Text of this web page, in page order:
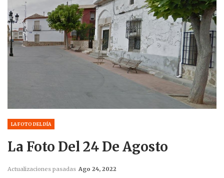
LA FOTO DEL DÍA
La Foto Del 24 De Agosto
Actualizaciones pasadas Ago 24, 2022